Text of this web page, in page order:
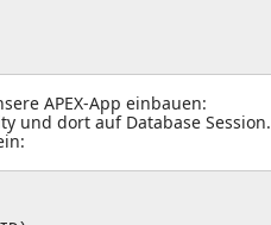
APEX-App einbauen:
und dort auf Database Session.